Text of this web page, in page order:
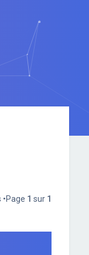
•Page 1 sur 1